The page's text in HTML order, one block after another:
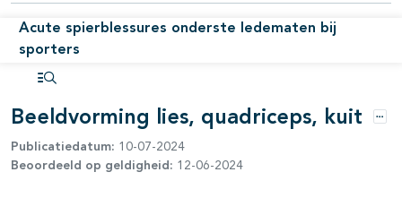
Acute spierblessures onderste ledematen bij
sporters
Beeldvorming lies, quadriceps, kuit
Publicatiedatum: 10-07-2024
Beoordeeld op geldigheid: 12-06-2024